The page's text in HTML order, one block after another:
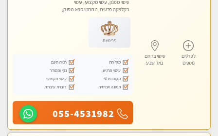
לפרטים
נוספים
עיסוי בדרום
באר שבע
עיסוי מפנק, עיסוי מקצועי, עיסוי
בקלניקה פרטית, מתחמי ספא מפנק,
פרימיום
מקלחת
חניה חינם
עיסוי מרגיע
נקי ומסודר
מקום פרטי
עיסוי מקצועי
תמונה אמיתית
דוברת עיברית
055-4531982